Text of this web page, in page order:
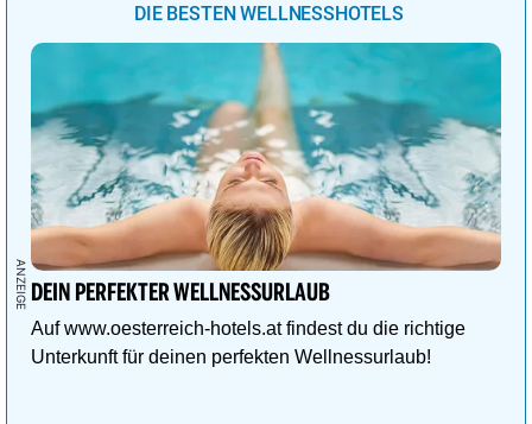
DIE BESTEN WELLNESSHOTELS
DEIN PERFEKTER WELLNESSURLAUB
Auf www.oesterreich-hotels.at findest du die richtige
Unterkunft für deinen perfekten Wellnessurlaub!